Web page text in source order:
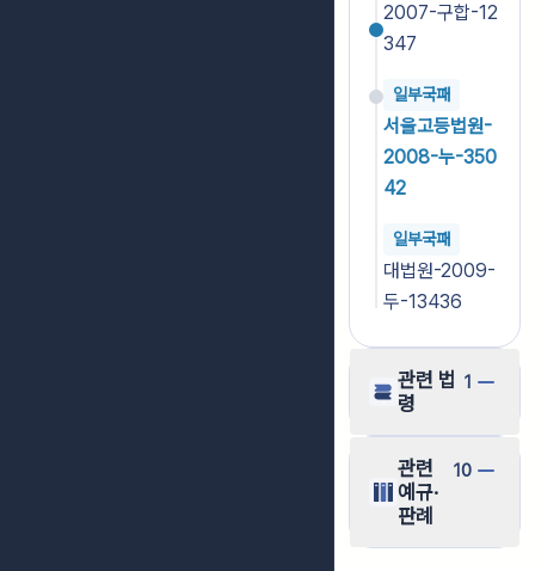
2007-구합-12
347
일부국패
서울고등법원-
2008-누-350
42
일부국패
대법원-2009-
두-13436
관련 법
령
1
관련
예규·
판례
10